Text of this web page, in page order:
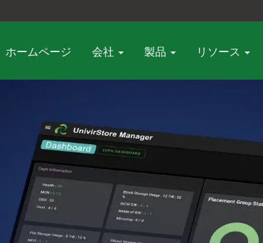
ホームページ 会社 製品 リソース